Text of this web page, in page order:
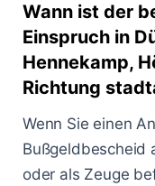
Wann ist der
Einspruch in
Hennekamp,
Richtung
Wenn Sie einen
Bußgeldbescheid
oder als Zeuge